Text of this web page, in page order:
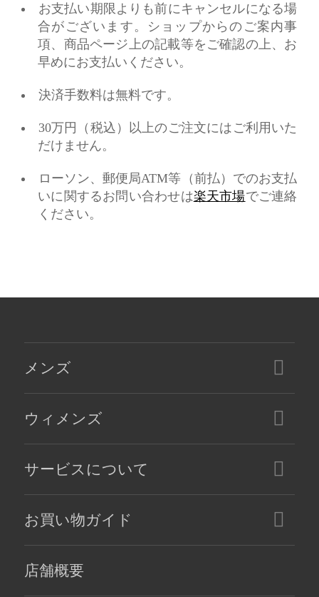
お支払い期限よりも前にキャンセルになる場
合がございます。ショップからのご案内事
項、商品ページ上の記載等をご確認の上、お
早めにお支払いください。
決済手数料は無料です。
30万円（税込）以上のご注文にはご利用いた
だけません。
ローソン、郵便局ATM等（前払）でのお支払
いに関するお問い合わせは楽天市場でご連絡
ください。
メンズ
ウィメンズ
サービスについて
お買い物ガイド
店舗概要